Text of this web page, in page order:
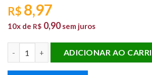
R$ 8,97
10x de R$ 0,90 sem juros
ADICIONAR AO